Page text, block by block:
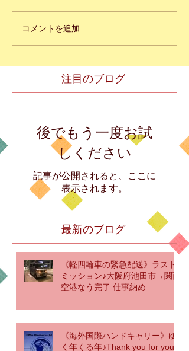
コメントを追加…
注目のブログ
後でもう一度お試
しください
記事が公開されると、ここに
表示されます。
最新のブログ
《軽四輪車の緊急配送》ラスト
ミッション♪大阪府池田市→関西
空港なう完了 仕事納め
《海外国際ハンドキャリー》ゆ
く年くる年♪Thank you for your